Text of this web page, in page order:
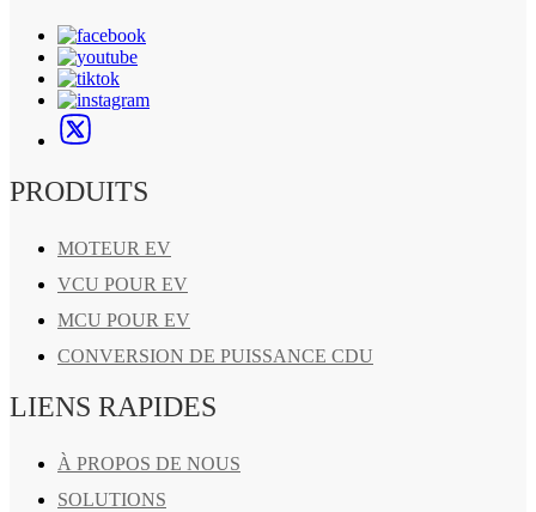
PRODUITS
MOTEUR EV
VCU POUR EV
MCU POUR EV
CONVERSION DE PUISSANCE CDU
LIENS RAPIDES
À PROPOS DE NOUS
SOLUTIONS